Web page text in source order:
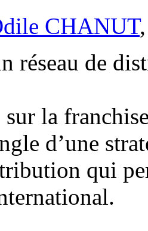
CHANUT
réseau de
sur la
d’une
qui